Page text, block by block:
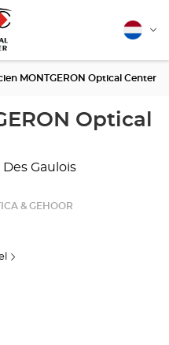
MONTGERON Optical Center
Optical
Gaulois
& GEHOOR